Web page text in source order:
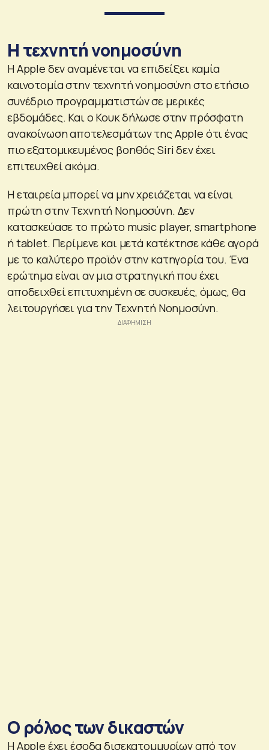
Η τεχνητή νοημοσύνη
Η Apple δεν αναμένεται να επιδείξει καμία
καινοτομία στην τεχνητή νοημοσύνη στο ετήσιο
συνέδριο προγραμματιστών σε μερικές
εβδομάδες. Και ο Κουκ δήλωσε στην πρόσφατη
ανακοίνωση αποτελεσμάτων της Apple ότι ένας
πιο εξατομικευμένος βοηθός Siri δεν έχει
επιτευχθεί ακόμα.
Η εταιρεία μπορεί να μην χρειάζεται να είναι
πρώτη στην Τεχνητή Νοημοσύνη. Δεν
κατασκεύασε το πρώτο music player, smartphone
ή tablet. Περίμενε και μετά κατέκτησε κάθε αγορά
με το καλύτερο προϊόν στην κατηγορία του. Ένα
ερώτημα είναι αν μια στρατηγική που έχει
αποδειχθεί επιτυχημένη σε συσκευές, όμως, θα
λειτουργήσει για την Τεχνητή Νοημοσύνη.
Ο ρόλος των δικαστών
Η Apple έχει έσοδα δισεκατομμυρίων από τον